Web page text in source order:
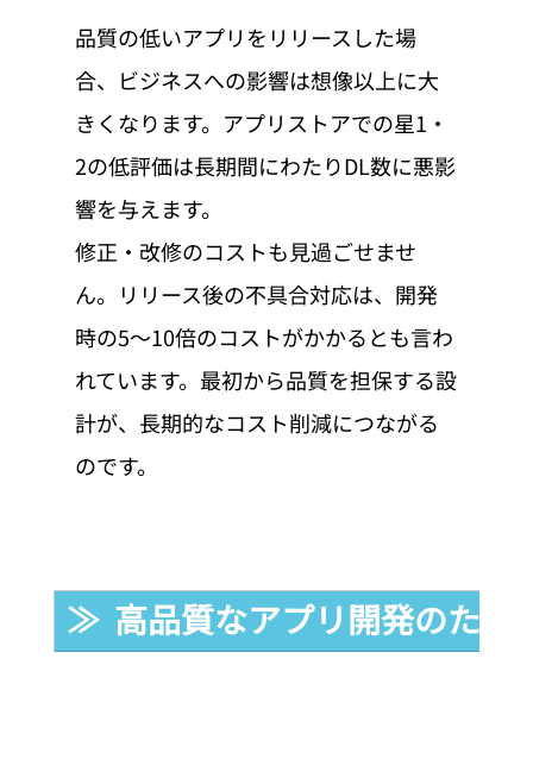
品質の低いアプリをリリースした場
合、ビジネスへの影響は想像以上に大
きくなります。アプリストアでの星1・
2の低評価は長期間にわたりDL数に悪影
響を与えます。
修正・改修のコストも見過ごせませ
ん。リリース後の不具合対応は、開発
時の5〜10倍のコストがかかるとも言わ
れています。最初から品質を担保する設
計が、長期的なコスト削減につながる
のです。
≫  高品質なアプリ開発のため